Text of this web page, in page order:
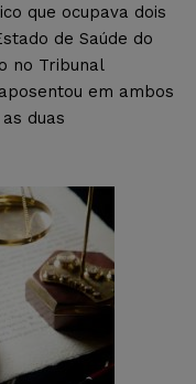
que ocupava dois
de Saúde do
no Tribunal
em ambos
duas